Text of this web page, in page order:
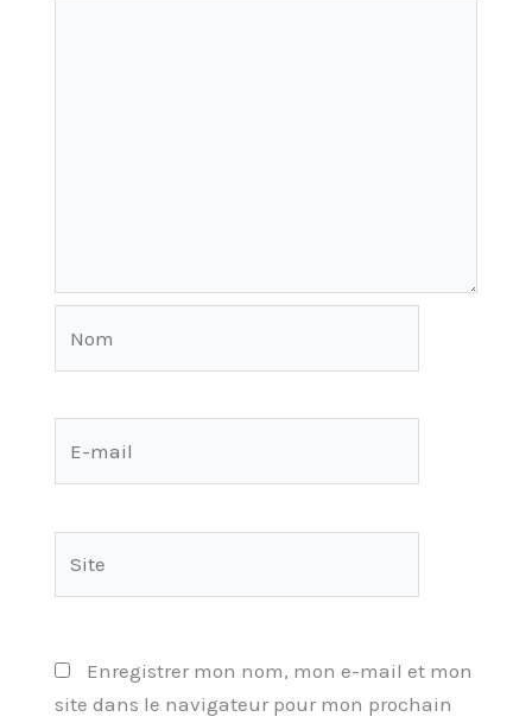
Enregistrer mon nom, mon e-mail et mon
site dans le navigateur pour mon prochain